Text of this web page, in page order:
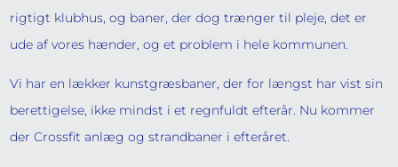
rigtigt klubhus, og baner, der dog trænger til pleje, det er
ude af vores hænder, og et problem i hele kommunen.
Vi har en lækker kunstgræsbaner, der for længst har vist sin
berettigelse, ikke mindst i et regnfuldt efterår. Nu kommer
der Crossfit anlæg og strandbaner i efteråret.